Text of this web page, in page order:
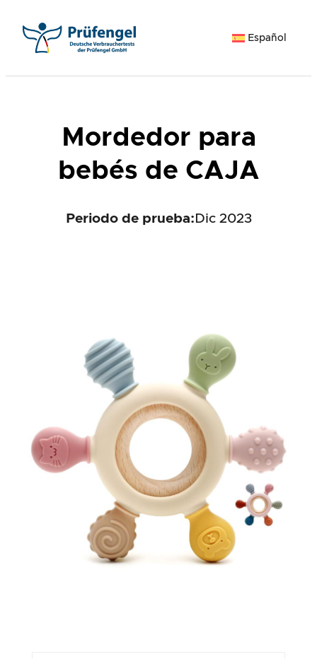
contenido
Español
Mordedor para
bebés de CAJA
Periodo de prueba: Dic 2023